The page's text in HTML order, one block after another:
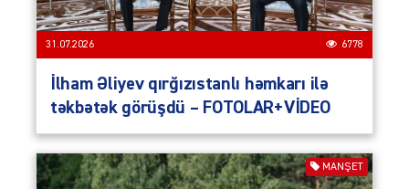
31.07.2026 6778
İlham Əliyev qırğızıstanlı həmkarı ilə
təkbətək görüşdü – FOTOLAR+VİDEO
MANŞET